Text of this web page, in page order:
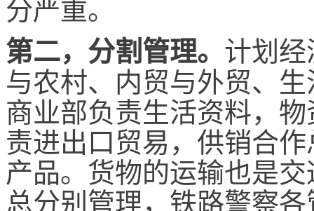
第二，分割管理。 计划
与农村、内贸与外贸、
商业部负责生活资料，
责进出口贸易，供销合
产品。货物的运输也是
总分别管理，铁路警察